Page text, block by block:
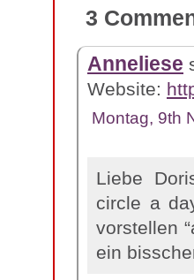
3
Anneliese
Website:
Montag, 9th
Liebe
circle a
vorstellen
ein